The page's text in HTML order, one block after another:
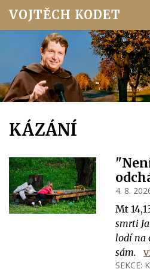
VOJTĚCH KODET
KÁZÁNÍ
4. 8.
Mt
smrti
lodí na
sám.
SEKCE: